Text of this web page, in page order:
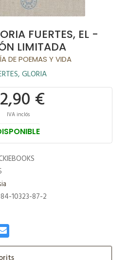
FUERTES, EL -
LIMITADA
DE POEMAS Y VIDA
GLORIA
€
IVA inclós
10323-87-2